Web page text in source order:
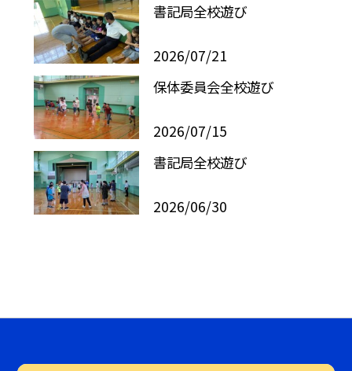
書記局全校遊び
2026/07/21
保体委員会全校遊び
2026/07/15
書記局全校遊び
2026/06/30